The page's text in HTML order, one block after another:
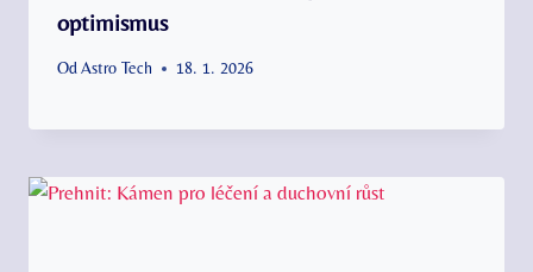
optimismus
OdAstro Tech 18. 1. 2026